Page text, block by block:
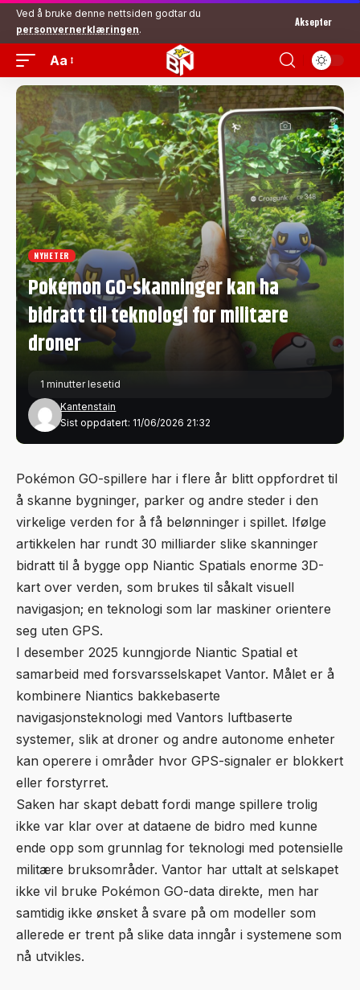
Ved å bruke denne nettsiden godtar du
personvernerklæringen.
Aksepter
Aa
NYHETER
Pokémon GO-skanninger kan ha
bidratt til teknologi for militære
droner
Sist oppdatert: 11/06/2026 21:32
Kantenstain
1 minutter lesetid
Pokémon GO-spillere har i flere år blitt oppfordret til
å skanne bygninger, parker og andre steder i den
virkelige verden for å få belønninger i spillet. Ifølge
artikkelen har rundt 30 milliarder slike skanninger
bidratt til å bygge opp Niantic Spatials enorme 3D-
kart over verden, som brukes til såkalt visuell
navigasjon; en teknologi som lar maskiner orientere
seg uten GPS.
I desember 2025 kunngjorde Niantic Spatial et
samarbeid med forsvarsselskapet Vantor. Målet er å
kombinere Niantics bakkebaserte
navigasjonsteknologi med Vantors luftbaserte
systemer, slik at droner og andre autonome enheter
kan operere i områder hvor GPS-signaler er blokkert
eller forstyrret.
Saken har skapt debatt fordi mange spillere trolig
ikke var klar over at dataene de bidro med kunne
ende opp som grunnlag for teknologi med potensielle
militære bruksområder. Vantor har uttalt at selskapet
ikke vil bruke Pokémon GO-data direkte, men har
samtidig ikke ønsket å svare på om modeller som
allerede er trent på slike data inngår i systemene som
nå utvikles.